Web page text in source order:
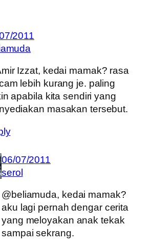
2011
Izzat, kedai mamak? rasa
lebih kurang je. paling
apabila kita sendiri yang
masakan tersebut.
06/07/2011
serol
@beliamuda, kedai mamak?
aku lagi pernah dengar cerita
yang meloyakan anak tekak
sampai sekrang.